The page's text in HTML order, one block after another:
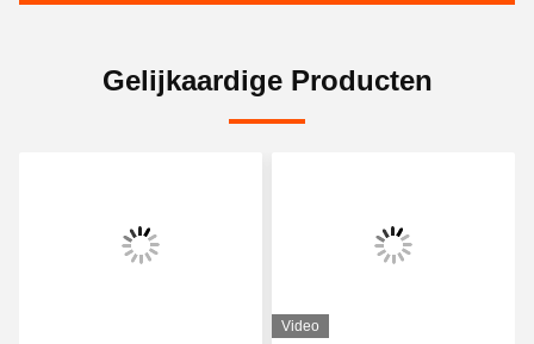
Gelijkaardige Producten
Video